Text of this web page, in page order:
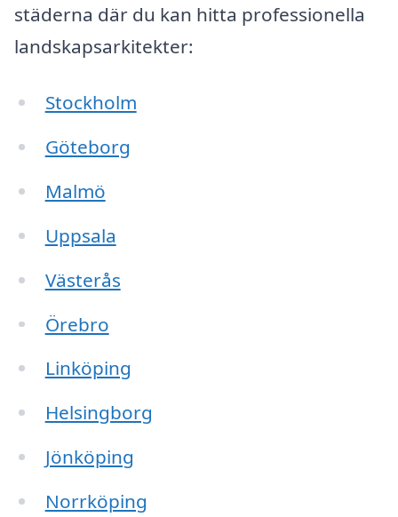
städerna där du kan hitta professionella
landskapsarkitekter:
Stockholm
Göteborg
Malmö
Uppsala
Västerås
Örebro
Linköping
Helsingborg
Jönköping
Norrköping